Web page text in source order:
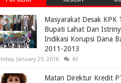
Masyarakat Desak KPK
Bupati Lahat Dan
Indikasi Korupsi Dana
2011-2013
January 29, 2016 43
Matan Direktur Kredit